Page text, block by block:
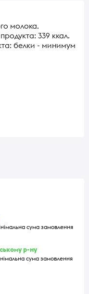
молока.
339 ккал.
белки - минимум
сума замовлення
р-ну
сума замовлення